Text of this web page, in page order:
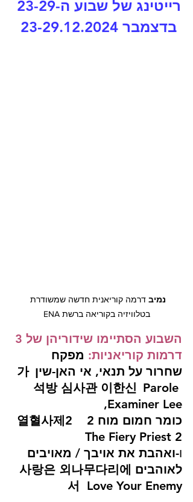
בדצמבר 23-29.12.2024
נמיב דרמה קוריאנית חדשה שמשודרת
בטלוויזיה בקוריאה ברשת ENA
דרמות קוריאניות: מפקח
שחרור על תנאי, אי האן-שין 가
석방 심사관 이한신 Parole
Examiner Lee,
כומר חמום מוח 2  열혈사제2
The Fiery Priest 2
ו-ואהבת את אויבך / מאויבים
לאוהבים 사랑은 외나무다리에
서  Love Your Enemy